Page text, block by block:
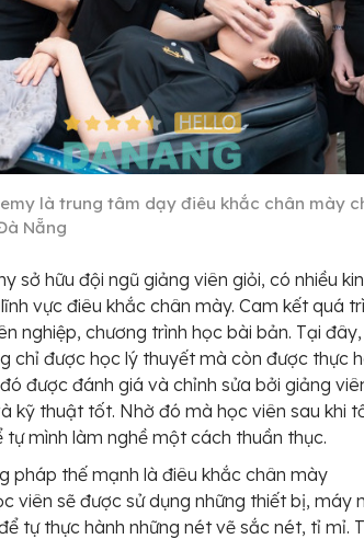
là trung tâm dạy điêu khắc chân mày
Nẵng
sở hữu đội ngũ giảng viên giỏi, có nhiều
vực điêu khắc chân mày. Cam kết quá
nghiệp, chương trình học bài bản. Tại
chỉ được học lý thuyết mà còn được thực
được đánh giá và chỉnh sửa bởi giảng
kỹ thuật tốt. Nhờ đó mà học viên sau khi
tự mình làm nghề một cách thuần thục.
pháp thế mạnh là điêu khắc chân mày
viên sẽ được sử dụng những thiết bị, máy
tự thực hành những nét vẽ sắc nét, tỉ mỉ.